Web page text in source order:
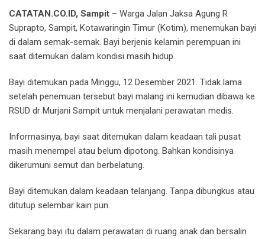
CATATAN.CO.ID, Sampit – Warga Jalan Jaksa Agung R
Suprapto, Sampit, Kotawaringin Timur (Kotim), menemukan bayi
di dalam semak-semak. Bayi berjenis kelamin perempuan ini
saat ditemukan dalam kondisi masih hidup.
Bayi ditemukan pada Minggu, 12 Desember 2021. Tidak lama
setelah penemuan tersebut bayi malang ini kemudian dibawa ke
RSUD dr Murjani Sampit untuk menjalani perawatan medis.
Informasinya, bayi saat ditemukan dalam keadaan tali pusat
masih menempel atau belum dipotong. Bahkan kondisinya
dikerumuni semut dan berbelatung.
Bayi ditemukan dalam keadaan telanjang. Tanpa dibungkus atau
ditutup selembar kain pun.
Sekarang bayi itu dalam perawatan di ruang anak dan bersalin